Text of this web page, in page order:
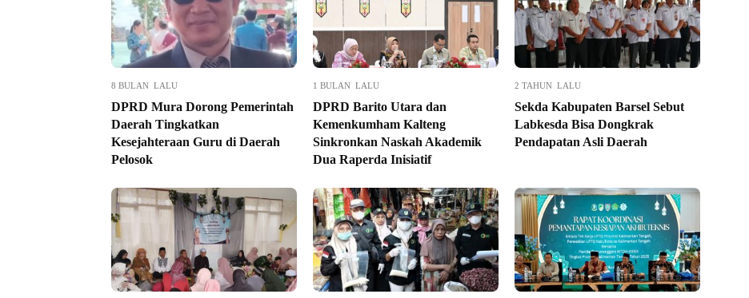
8 BULAN LALU
DPRD Mura Dorong Pemerintah
Daerah Tingkatkan
Kesejahteraan Guru di Daerah
Pelosok
1 BULAN LALU
DPRD Barito Utara dan
Kemenkumham Kalteng
Sinkronkan Naskah Akademik
Dua Raperda Inisiatif
2 TAHUN LALU
Sekda Kabupaten Barsel Sebut
Labkesda Bisa Dongkrak
Pendapatan Asli Daerah